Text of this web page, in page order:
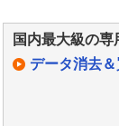
国内最大級の
データ消去